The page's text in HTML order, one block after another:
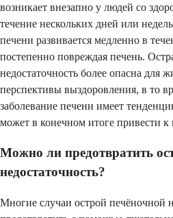
возникает внезапно у людей со
течение нескольких дней или
печени развивается медленно в
постепенно повреждая печень.
недостаточность более опасна для
перспективы выздоровления, в то
заболевание печени имеет
может в конечном итоге привести к
Можно ли предотвратить
недостаточность?
Многие случаи острой печёночной